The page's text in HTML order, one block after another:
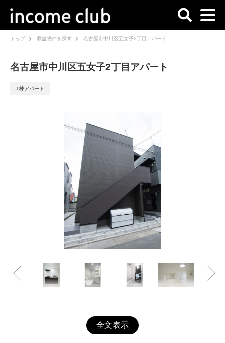
トップ 収益物件を探す 名古屋市中川区五女子2丁目アパート
名古屋市中川区五女子2丁目アパート
1棟アパート
全文表示